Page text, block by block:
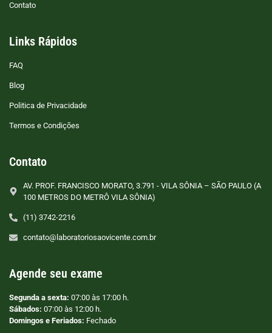
Contato
Links Rápidos
FAQ
Blog
Politica de Privacidade
Termos e Condições
Contato
AV. PROF. FRANCISCO MORATO, 3.791 - VILA SÔNIA – SÃO PAULO (A
100 METROS DO METRÔ VILA SÔNIA)
(11) 3742-2216
contato@laboratoriosaovicente.com.br
Agende seu exame
Segunda a sexta: 07:00 às 17:00 h.
Sábados: 07:00 às 12:00 h.
Domingos e Feriados: Fechado